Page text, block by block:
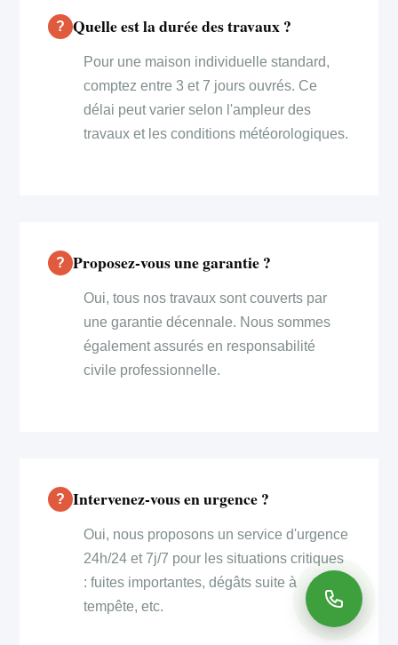
Quelle est la durée des travaux ?
Pour une maison individuelle standard,
comptez entre 3 et 7 jours ouvrés. Ce
délai peut varier selon l'ampleur des
travaux et les conditions météorologiques.
Proposez-vous une garantie ?
Oui, tous nos travaux sont couverts par
une garantie décennale. Nous sommes
également assurés en responsabilité
civile professionnelle.
Intervenez-vous en urgence ?
Oui, nous proposons un service d'urgence
24h/24 et 7j/7 pour les situations critiques
: fuites importantes, dégâts suite à
tempête, etc.